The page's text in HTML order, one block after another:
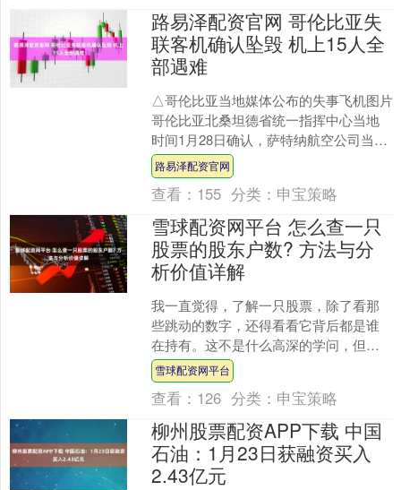
路易泽配资官网 哥伦比亚失
联客机确认坠毁 机上15人全
部遇难
△哥伦比亚当地媒体公布的失事飞机图片
哥伦比亚北桑坦德省统一指挥中心当地
时间1月28日确认，萨特纳航空公司当天
中午失联的HK 4709号航班坠毁，机上人
员全部遇....
路易泽配资官网
查看： 155 分类： 申宝策略
雪球配资网平台 怎么查一只
股票的股东户数? 方法与分
析价值详解
我一直觉得，了解一只股票，除了看那
些跳动的数字，还得看看它背后都是谁
在持有。这不是什么高深的学问，但确
实是我自己琢磨投资时，一个挺在意的
观察点。今天，我就想和你....
雪球配资网平台
查看： 126 分类： 申宝策略
柳州股票配资APP下载 中国
石油：1月23日获融资买入
2.43亿元